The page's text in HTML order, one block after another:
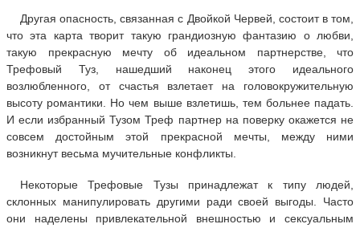
Другая опасность, связанная с Двойкой Червей, состоит в том,
что эта карта творит такую грандиозную фантазию о любви,
такую прекрасную мечту об идеальном партнерстве, что
Трефовый Туз, нашедший наконец этого идеального
возлюбленного, от счастья взлетает на головокружительную
высоту романтики. Но чем выше взлетишь, тем больнее падать.
И если избранный Тузом Треф партнер на поверку окажется не
совсем достойным этой прекрасной мечты, между ними
возникнут весьма мучительные конфликты.
Некоторые Трефовые Тузы принадлежат к типу людей,
склонных манипулировать другими ради своей выгоды. Часто
они наделены привлекательной внешностью и сексуальным